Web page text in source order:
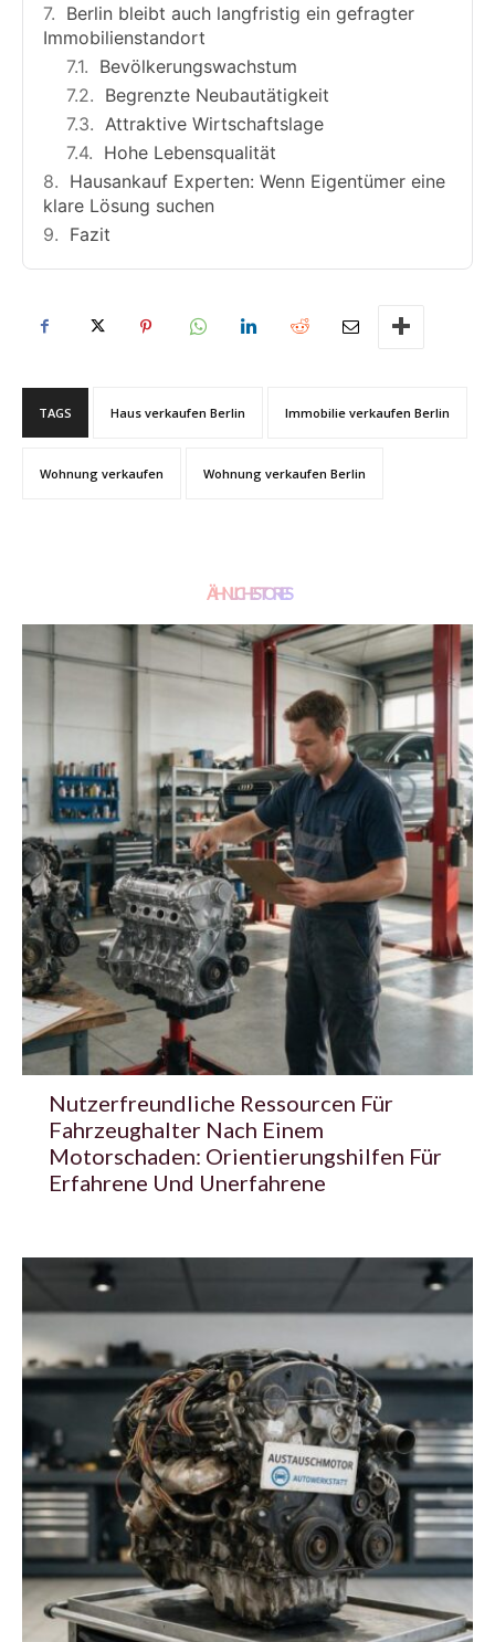
Berlin bleibt auch langfristig ein gefragter
Immobilienstandort
Bevölkerungswachstum
Begrenzte Neubautätigkeit
Attraktive Wirtschaftslage
Hohe Lebensqualität
Hausankauf Experten: Wenn Eigentümer eine
klare Lösung suchen
Fazit
TAGS Haus verkaufen Berlin Immobilie verkaufen Berlin
Wohnung verkaufen Wohnung verkaufen Berlin
ÄHNLICHE STORIES
Nutzerfreundliche Ressourcen Für
Fahrzeughalter Nach Einem
Motorschaden: Orientierungshilfen Für
Erfahrene Und Unerfahrene